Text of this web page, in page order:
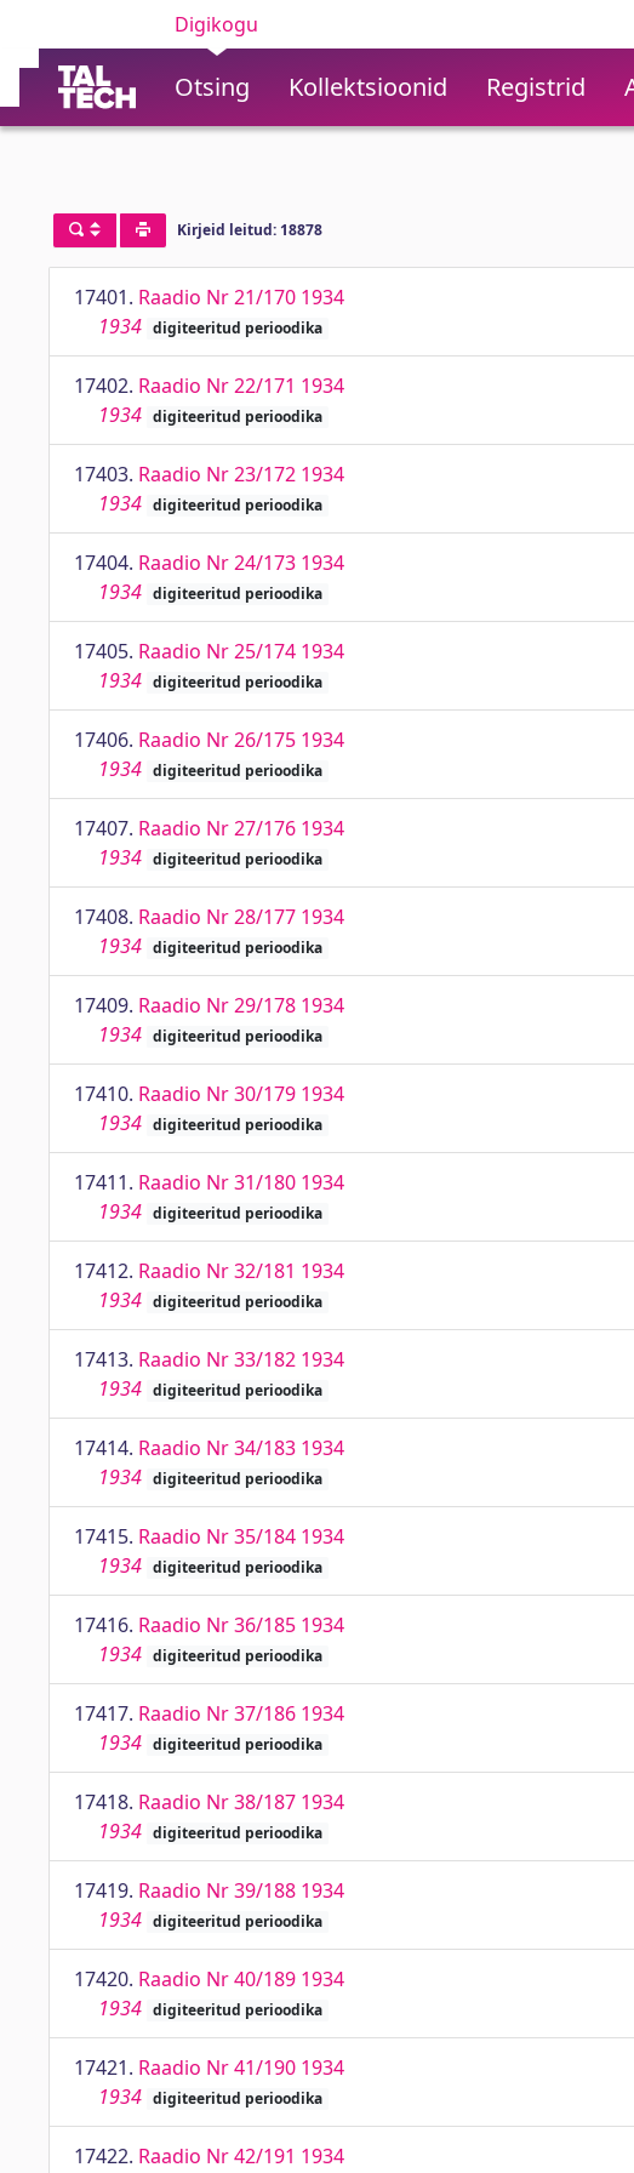
Digikogu
Otsing Kollektsioonid Registrid
Kirjeid leitud: 18878
17401. Raadio Nr 21/170 1934
1934 digiteeritud perioodika
17402. Raadio Nr 22/171 1934
1934 digiteeritud perioodika
17403. Raadio Nr 23/172 1934
1934 digiteeritud perioodika
17404. Raadio Nr 24/173 1934
1934 digiteeritud perioodika
17405. Raadio Nr 25/174 1934
1934 digiteeritud perioodika
17406. Raadio Nr 26/175 1934
1934 digiteeritud perioodika
17407. Raadio Nr 27/176 1934
1934 digiteeritud perioodika
17408. Raadio Nr 28/177 1934
1934 digiteeritud perioodika
17409. Raadio Nr 29/178 1934
1934 digiteeritud perioodika
17410. Raadio Nr 30/179 1934
1934 digiteeritud perioodika
17411. Raadio Nr 31/180 1934
1934 digiteeritud perioodika
17412. Raadio Nr 32/181 1934
1934 digiteeritud perioodika
17413. Raadio Nr 33/182 1934
1934 digiteeritud perioodika
17414. Raadio Nr 34/183 1934
1934 digiteeritud perioodika
17415. Raadio Nr 35/184 1934
1934 digiteeritud perioodika
17416. Raadio Nr 36/185 1934
1934 digiteeritud perioodika
17417. Raadio Nr 37/186 1934
1934 digiteeritud perioodika
17418. Raadio Nr 38/187 1934
1934 digiteeritud perioodika
17419. Raadio Nr 39/188 1934
1934 digiteeritud perioodika
17420. Raadio Nr 40/189 1934
1934 digiteeritud perioodika
17421. Raadio Nr 41/190 1934
1934 digiteeritud perioodika
17422. Raadio Nr 42/191 1934